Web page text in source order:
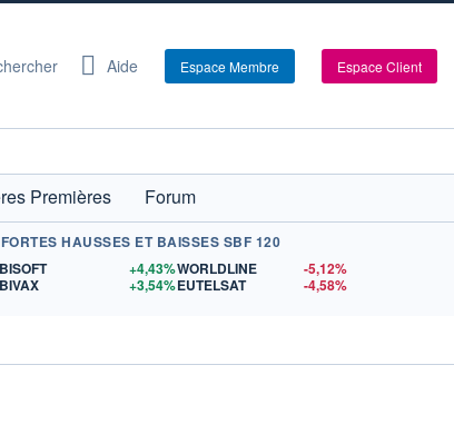
Aide Espace Membre Espace Client
Premières
Forum
HAUSSES ET BAISSES SBF 120
+4,43%
+3,54%
WORLDLINE
-5,12%
EUTELSAT
-4,58%